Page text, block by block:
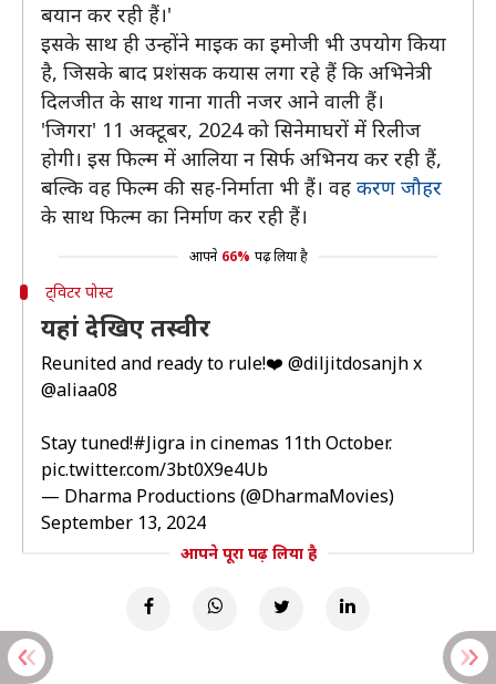
बयान कर रही हैं।'
इसके साथ ही उन्होंने माइक का इमोजी भी उपयोग किया
है, जिसके बाद प्रशंसक कयास लगा रहे हैं कि अभिनेत्री
दिलजीत के साथ गाना गाती नजर आने वाली हैं।
'जिगरा' 11 अक्टूबर, 2024 को सिनेमाघरों में रिलीज
होगी। इस फिल्म में आलिया न सिर्फ अभिनय कर रही हैं,
बल्कि वह फिल्म की सह-निर्माता भी हैं। वह करण जौहर
के साथ फिल्म का निर्माण कर रही हैं।
आपने 66% पढ़ लिया है
ट्विटर पोस्ट
यहां देखिए तस्वीर
Reunited and ready to rule!❤️ @diljitdosanjhx
@aliaa08
Stay tuned!#Jigra in cinemas 11th October.
pic.twitter.com/3bt0X9e4Ub
— Dharma Productions (@DharmaMovies)
September 13, 2024
आपने पूरा पढ़ लिया है